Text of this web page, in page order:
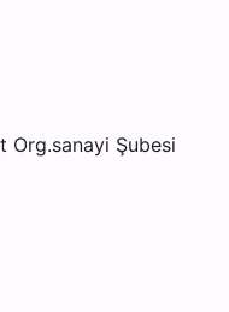
Org.sanayi Şubesi